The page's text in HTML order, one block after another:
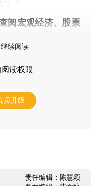
阅宏观经济、股票
续阅读
读权限
员升级
责任编辑：陈慧颖